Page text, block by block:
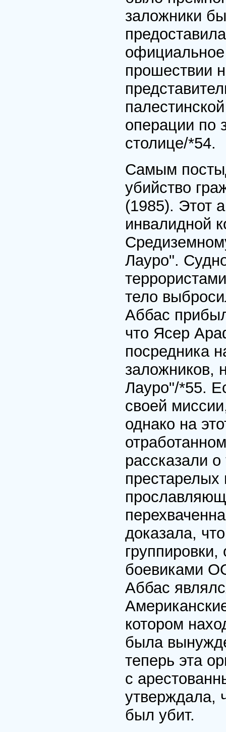
заложники
прошествии
операции по
столице/*54.
Самым
убийство
(1985). Этот
инвалидной
Лауро".
тело
Аббас
что Ясер
посредника
заложников,
Лауро"/*55.
своей
однако на
рассказали
престарелых
доказала,
боевиками
Аббас
котором
была
теперь эта
с
утверждала,
был убит.